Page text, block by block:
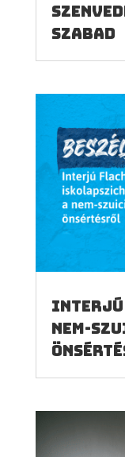
szabad
Interjú
nem-